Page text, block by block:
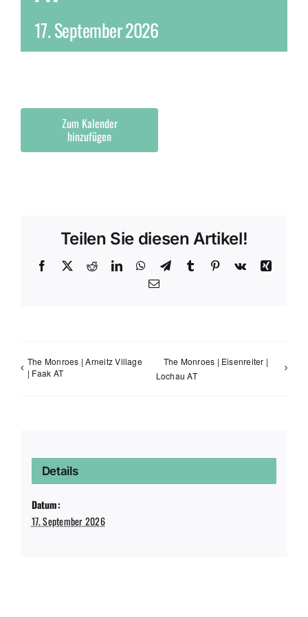
17. September 2026
Zum Kalender
hinzufügen
Teilen Sie diesen Artikel!
Facebook
X RedditLinkedInWhatsApp
TelegramTumblr Pinterest
Vk
Xing
E-
The Monroes | Arneitz Village
| Faak AT
The Monroes | Eisenreiter |
Lochau AT
Details
Datum:
17. September 2026